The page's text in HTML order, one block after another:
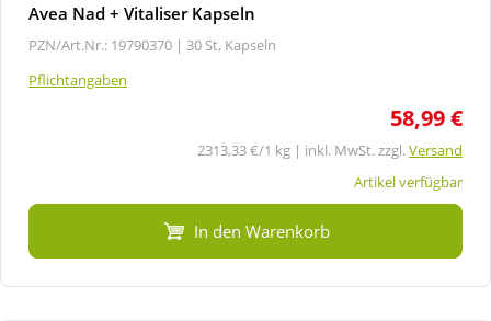
Avea Nad + Vitaliser Kapseln
PZN/Art.Nr.: 19790370 | 30 St, Kapseln
Pflichtangaben
58,99 €
2313,33 €/1 kg | inkl. MwSt. zzgl.Versand
Artikel verfügbar
In den Warenkorb